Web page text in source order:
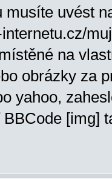
musíte uvést
na
obrázky za
yahoo,
[img]